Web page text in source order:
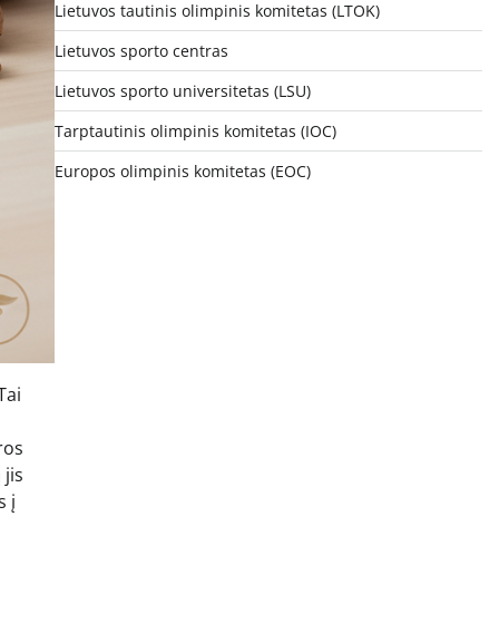
jis
į
Lietuvos tautinis olimpinis komitetas (LTOK)
Lietuvos sporto centras
Lietuvos sporto universitetas (LSU)
Tarptautinis olimpinis komitetas (IOC)
Europos olimpinis komitetas (EOC)